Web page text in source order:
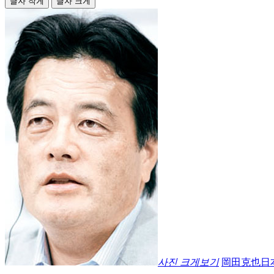
사진 크게보기 岡田克也日